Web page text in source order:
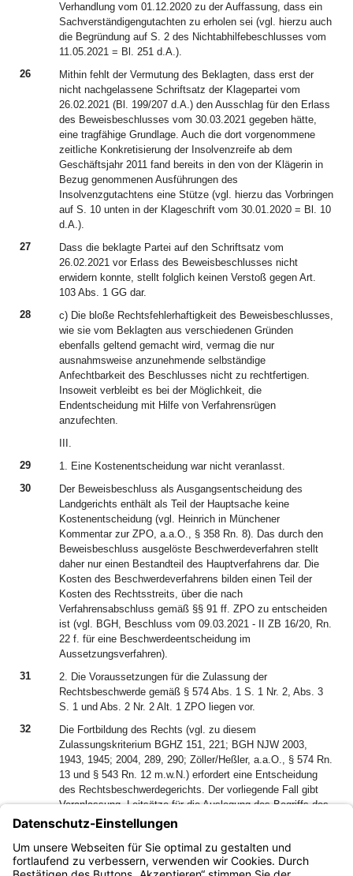
Verhandlung vom 01.12.2020 zu der Auffassung, dass ein
Sachverständigengutachten zu erholen sei (vgl. hierzu auch
die Begründung auf S. 2 des Nichtabhilfebeschlusses vom
11.05.2021 = Bl. 251 d.A.).
26
Mithin fehlt der Vermutung des Beklagten, dass erst der
nicht nachgelassene Schriftsatz der Klagepartei vom
26.02.2021 (Bl. 199/207 d.A.) den Ausschlag für den Erlass
des Beweisbeschlusses vom 30.03.2021 gegeben hätte,
eine tragfähige Grundlage. Auch die dort vorgenommene
zeitliche Konkretisierung der Insolvenzreife ab dem
Geschäftsjahr 2011 fand bereits in den von der Klägerin in
Bezug genommenen Ausführungen des
Insolvenzgutachtens eine Stütze (vgl. hierzu das Vorbringen
auf S. 10 unten in der Klageschrift vom 30.01.2020 = Bl. 10
d.A.).
27
Dass die beklagte Partei auf den Schriftsatz vom
26.02.2021 vor Erlass des Beweisbeschlusses nicht
erwidern konnte, stellt folglich keinen Verstoß gegen Art.
103 Abs. 1 GG dar.
28
c) Die bloße Rechtsfehlerhaftigkeit des Beweisbeschlusses,
wie sie vom Beklagten aus verschiedenen Gründen
ebenfalls geltend gemacht wird, vermag die nur
ausnahmsweise anzunehmende selbständige
Anfechtbarkeit des Beschlusses nicht zu rechtfertigen.
Insoweit verbleibt es bei der Möglichkeit, die
Endentscheidung mit Hilfe von Verfahrensrügen
anzufechten.
III.
29
1. Eine Kostenentscheidung war nicht veranlasst.
30
Der Beweisbeschluss als Ausgangsentscheidung des
Landgerichts enthält als Teil der Hauptsache keine
Kostenentscheidung (vgl. Heinrich in Münchener
Kommentar zur ZPO, a.a.O., § 358 Rn. 8). Das durch den
Beweisbeschluss ausgelöste Beschwerdeverfahren stellt
daher nur einen Bestandteil des Hauptverfahrens dar. Die
Kosten des Beschwerdeverfahrens bilden einen Teil der
Kosten des Rechtsstreits, über die nach
Verfahrensabschluss gemäß §§ 91 ff. ZPO zu entscheiden
ist (vgl. BGH, Beschluss vom 09.03.2021 - II ZB 16/20, Rn.
22 f. für eine Beschwerdeentscheidung im
Aussetzungsverfahren).
31
2. Die Voraussetzungen für die Zulassung der
Rechtsbeschwerde gemäß § 574 Abs. 1 S. 1 Nr. 2, Abs. 3
S. 1 und Abs. 2 Nr. 2 Alt. 1 ZPO liegen vor.
32
Die Fortbildung des Rechts (vgl. zu diesem
Zulassungskriterium BGHZ 151, 221; BGH NJW 2003,
1943, 1945; 2004, 289, 290; Zöller/Heßler, a.a.O., § 574 Rn.
13 und § 543 Rn. 12 m.w.N.) erfordert eine Entscheidung
des Rechtsbeschwerdegerichts. Der vorliegende Fall gibt
Veranlassung, Leitsätze für die Auslegung des Begriffs des
„bleibenden rechtlichen Nachteils“ als
Zulässigkeitsvoraussetzung für die selbständige
Anfechtbarkeit einer gerichtlichen Zwischenentscheidung
aufzuzeigen.